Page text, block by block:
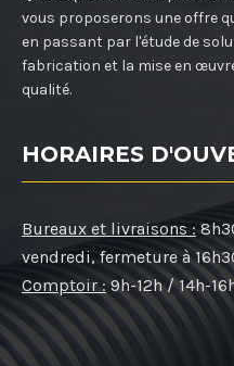
vous proposerons une offre
en passant par l'étude de
fabrication et la mise en
qualité.
HORAIRES
Bureaux et livraisons :
vendredi, fermeture à
Comptoir : 9h-12h / 14h-